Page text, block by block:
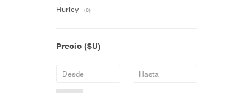
Hurley (6)
Precio ($U)